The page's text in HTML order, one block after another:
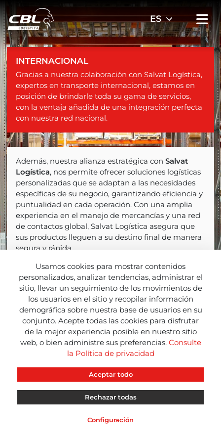
INTERNACIONAL
Gracias a nuestra colaboración con Salvat Logística,
expertos en transporte internacional, estamos en
posición de brindarle toda su gama de servicios,
con la ventaja añadida de una integración perfecta
con nuestra red nacional.
Además, nuestra alianza estratégica conSalvat
Logística, nos permite ofrecer soluciones logísticas
personalizadas que se adaptan a las necesidades
específicas de su negocio, garantizando eficiencia y
puntualidad en cada operación. Con una amplia
experiencia en el manejo de mercancías y una red
de contactos global, Salvat Logística asegura que
sus productos lleguen a su destino final de manera
segura y rápida.
CBL
CBL
Usamos cookies para mostrar contenidos
personalizados, analizar tendencias, administrar el
sitio, llevar un seguimiento de los movimientos de
los usuarios en el sitio y recopilar información
demográfica sobre nuestra base de usuarios en su
conjunto. Acepte todas las cookies para disfrutar
de la mejor experiencia posible en nuestro sitio
web, o bien administre sus preferencias. Consulte
la Política de privacidad
Configuración
Aceptar todo
Rechazar todas